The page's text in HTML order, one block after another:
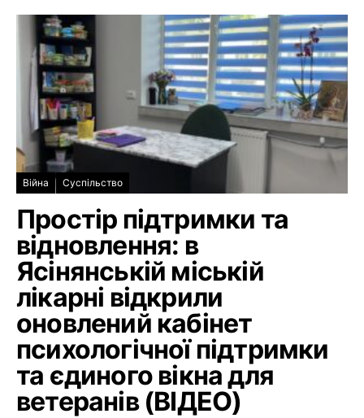
Війна Суспільство
Простір підтримки та
відновлення: в
Ясінянській міській
лікарні відкрили
оновлений кабінет
психологічної підтримки
та єдиного вікна для
ветеранів (ВІДЕО)